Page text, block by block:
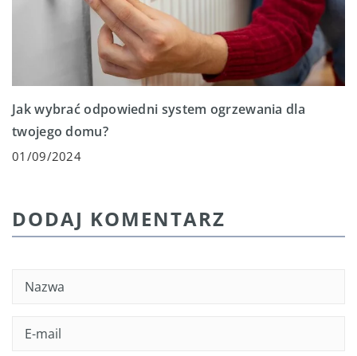
Jak wybrać odpowiedni system ogrzewania dla
twojego domu?
01/09/2024
DODAJ KOMENTARZ